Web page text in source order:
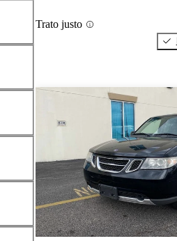
Trato justo